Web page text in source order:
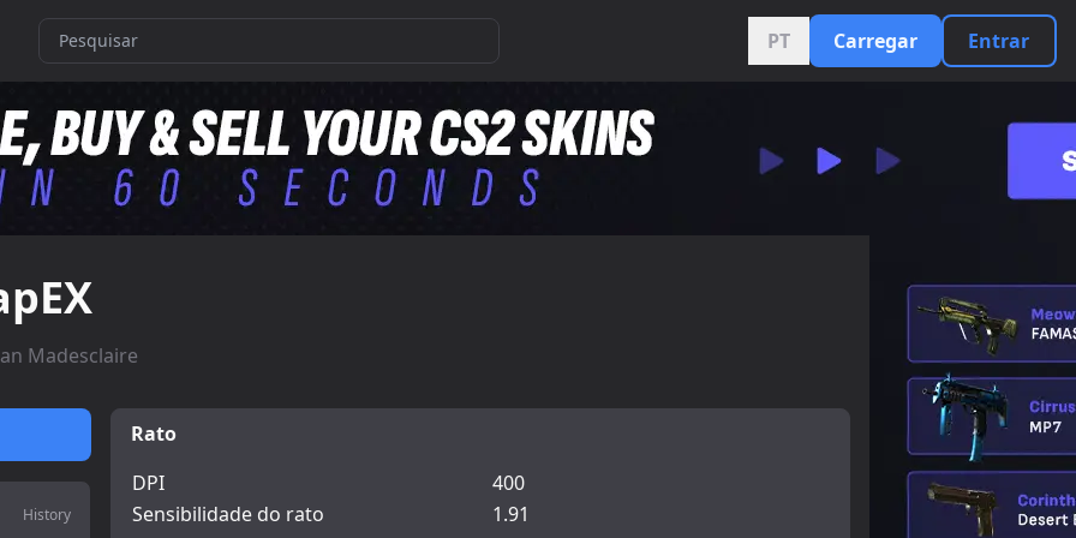
PT Carregar Entrar
Madesclaire
History
Rato
DPI
400
Sensibilidade do rato
1.91